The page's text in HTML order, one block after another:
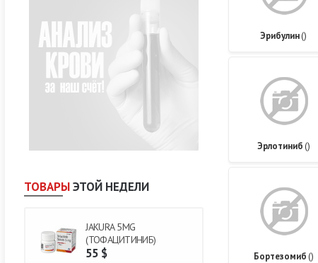
ТОВАРЫЭТОЙ НЕДЕЛИ
JAKURA 5MG
(ТОФАЦИТИНИБ)
55 $
Эрибулин()
Эрлотиниб ()
Бортезомиб ()